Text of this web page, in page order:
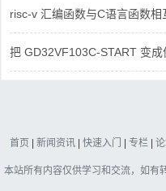
risc-v 汇编函数与C语言函数相
把 GD32VF103C-START 变成
首页 | 新闻资讯 | 快速入门 | 专栏 |
本站所有内容仅供学习和交流，如有